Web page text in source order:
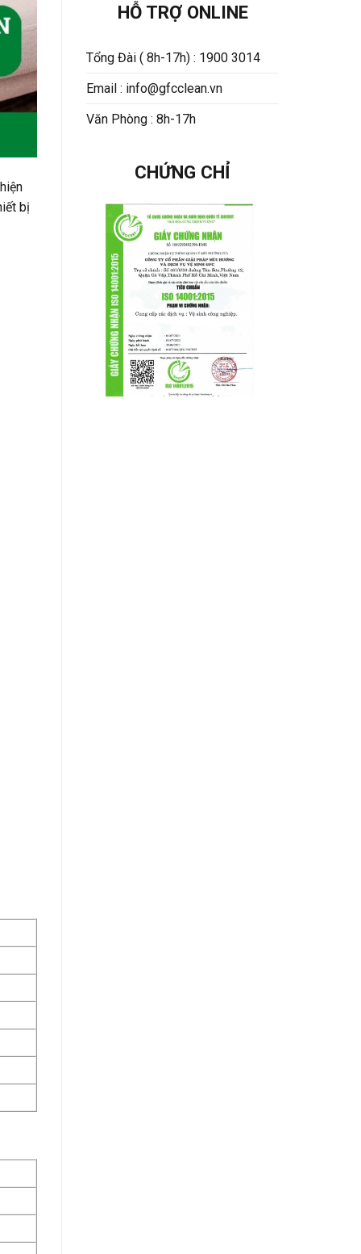
bị
HỖ TRỢ ONLINE
Tổng Đài ( 8h-17h) : 1900 3014
Email : info@gfcclean.vn
Văn Phòng : 8h-17h
CHỨNG CHỈ